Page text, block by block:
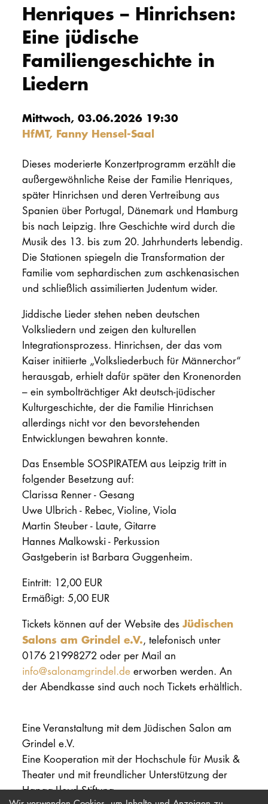
Henriques – Hinrichsen:
Eine jüdische
Familiengeschichte in
Liedern
Mittwoch, 03.06.2026 19:30
HfMT, Fanny Hensel-Saal
Dieses moderierte Konzertprogramm erzählt die
außergewöhnliche Reise der Familie Henriques,
später Hinrichsen und deren Vertreibung aus
Spanien über Portugal, Dänemark und Hamburg
bis nach Leipzig. Ihre Geschichte wird durch die
Musik des 13. bis zum 20. Jahrhunderts lebendig.
Die Stationen spiegeln die Transformation der
Familie vom sephardischen zum aschkenasischen
und schließlich assimilierten Judentum wider.
Jiddische Lieder stehen neben deutschen
Volksliedern und zeigen den kulturellen
Integrationsprozess. Hinrichsen, der das vom
Kaiser initiierte „Volksliederbuch für Männerchor“
herausgab, erhielt dafür später den Kronenorden
– ein symbolträchtiger Akt deutsch-jüdischer
Kulturgeschichte, der die Familie Hinrichsen
allerdings nicht vor den bevorstehenden
Entwicklungen bewahren konnte.
Das Ensemble SOSPIRATEM aus Leipzig tritt in
folgender Besetzung auf:
Clarissa Renner - Gesang
Uwe Ulbrich - Rebec, Violine, Viola
Martin Steuber - Laute, Gitarre
Hannes Malkowski - Perkussion
Gastgeberin ist Barbara Guggenheim.
Eintritt: 12,00 EUR
Ermäßigt: 5,00 EUR
Tickets können auf der Website des Jüdischen
Salons am Grindel e.V., telefonisch unter
0176 21998272 oder per Mail an
info@salonamgrindel.deerworben werden. An
der Abendkasse sind auch noch Tickets erhältlich.
Eine Veranstaltung mit dem Jüdischen Salon am
Grindel e.V.
Eine Kooperation mit der Hochschule für Musik &
Theater und mit freundlicher Unterstützung der
Hapag-Lloyd Stiftung